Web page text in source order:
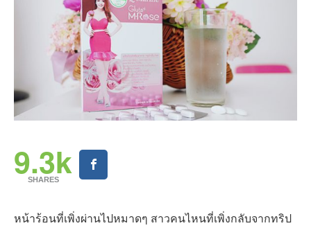
9.3k
SHARES
หน้าร้อนที่เพิ่งผ่านไปหมาดๆ สาวคนไหนที่เพิ่งกลับจากทริป